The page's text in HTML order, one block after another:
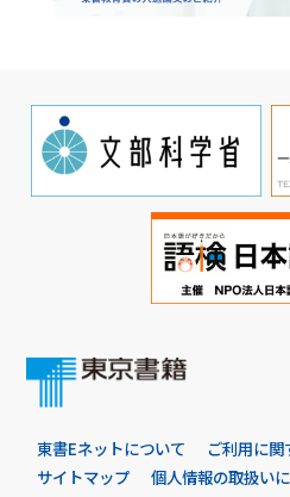
東書Eネットについて ご利用に
サイトマップ
個人情報の取扱い